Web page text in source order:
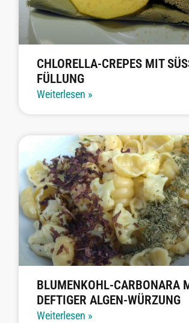
CHLORELLA-CREPES MIT
ÜLLUNG
Weiterlesen »
BLUMENKOHL-CARBONARA
DEFTIGER ALGEN-WÜRZUNG
Weiterlesen »